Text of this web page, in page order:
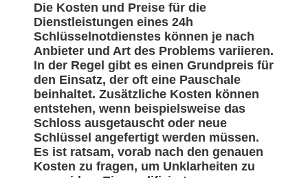
Die Kosten und Preise für die
Dienstleistungen eines 24h
Schlüsselnotdienstes können je nach
Anbieter und Art des Problems variieren.
In der Regel gibt es einen Grundpreis für
den Einsatz, der oft eine Pauschale
beinhaltet. Zusätzliche Kosten können
entstehen, wenn beispielsweise das
Schloss ausgetauscht oder neue
Schlüssel angefertigt werden müssen.
Es ist ratsam, vorab nach den genauen
Kosten zu fragen, um Unklarheiten zu